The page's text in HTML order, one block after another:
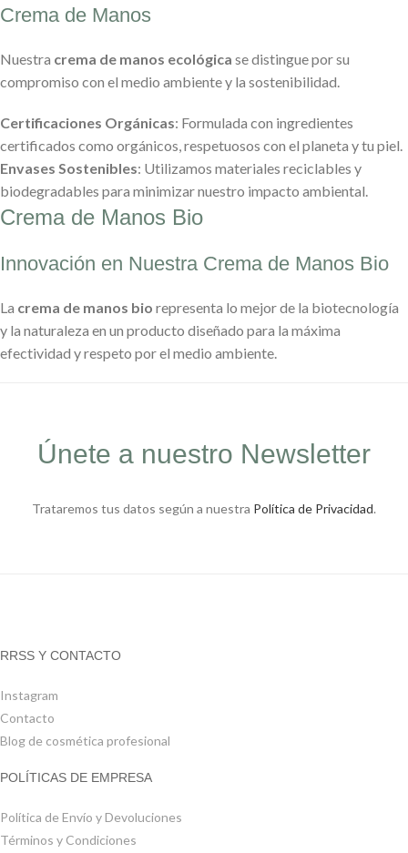
Crema de Manos
Nuestra crema de manos ecológica se distingue por su
compromiso con el medio ambiente y la sostenibilidad.
Certificaciones Orgánicas: Formulada con ingredientes
certificados como orgánicos, respetuosos con el planeta y tu piel.
Envases Sostenibles: Utilizamos materiales reciclables y
biodegradables para minimizar nuestro impacto ambiental.
Crema de Manos Bio
Innovación en Nuestra Crema de Manos Bio
La crema de manos bio representa lo mejor de la biotecnología
y la naturaleza en un producto diseñado para la máxima
efectividad y respeto por el medio ambiente.
Únete a nuestro Newsletter
Trataremos tus datos según a nuestra Política de Privacidad.
RRSS Y CONTACTO
Instagram
Contacto
Blog de cosmética profesional
POLÍTICAS DE EMPRESA
Política de Envío y Devoluciones
Términos y Condiciones